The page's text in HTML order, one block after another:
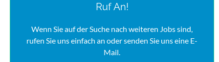
Ruf An!
Wenn Sie auf der Suche nach weiteren Jobs sind,
rufen Sie uns einfach an oder senden Sie uns eine E-
Mail.